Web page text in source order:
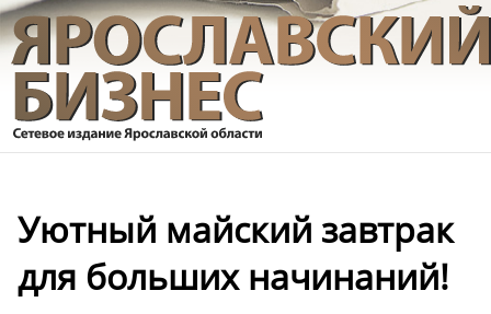
Уютный майский завтрак
для больших начинаний!